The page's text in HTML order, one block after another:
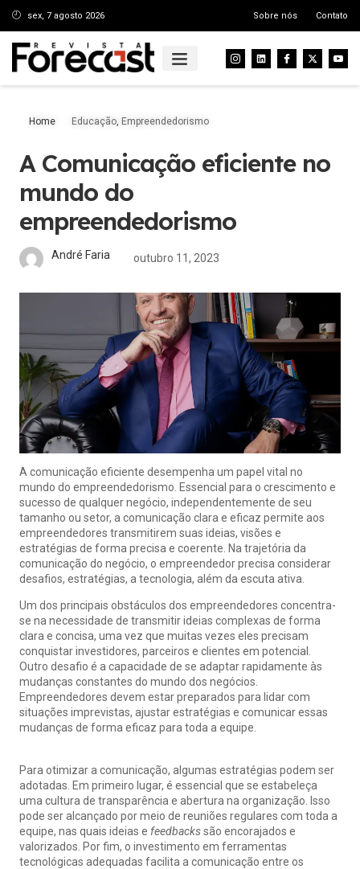
sex, 7 agosto 2026 Sobre nós Contato
Home Educação, Empreendedorismo
A Comunicação eficiente no
mundo do
empreendedorismo
André Faria outubro 11, 2023
A comunicação eficiente desempenha um papel vital no
mundo do empreendedorismo. Essencial para o crescimento e
sucesso de qualquer negócio, independentemente de seu
tamanho ou setor, a comunicação clara e eficaz permite aos
empreendedores transmitirem suas ideias, visões e
estratégias de forma precisa e coerente. Na trajetória da
comunicação do negócio, o empreendedor precisa considerar
desafios, estratégias, a tecnologia, além da escuta ativa.
Um dos principais obstáculos dos empreendedores concentra-
se na necessidade de transmitir ideias complexas de forma
clara e concisa, uma vez que muitas vezes eles precisam
conquistar investidores, parceiros e clientes em potencial.
Outro desafio é a capacidade de se adaptar rapidamente às
mudanças constantes do mundo dos negócios.
Empreendedores devem estar preparados para lidar com
situações imprevistas, ajustar estratégias e comunicar essas
mudanças de forma eficaz para toda a equipe.
Para otimizar a comunicação, algumas estratégias podem ser
adotadas. Em primeiro lugar, é essencial que se estabeleça
uma cultura de transparência e abertura na organização. Isso
pode ser alcançado por meio de reuniões regulares com toda a
equipe, nas quais ideias e feedbackssão encorajados e
valorizados. Por fim, o investimento em ferramentas
tecnológicas adequadas facilita a comunicação entre os